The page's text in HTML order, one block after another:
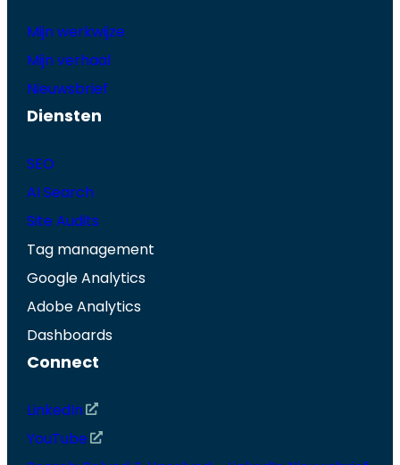
Mijn werkwijze
Mijn verhaal
Nieuwsbrief
Diensten
SEO
AI Search
Site Audits
Tag management
Google Analytics
Adobe Analytics
Dashboards
Connect
LinkedIn
YouTube